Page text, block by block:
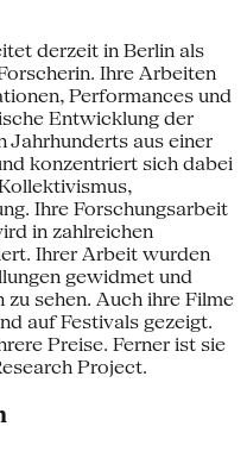
derzeit in Berlin als
Ihre Arbeiten
Performances und
Entwicklung der
Jahrhunderts aus einer
konzentriert sich dabei
Ihre Forschungsarbeit
in zahlreichen
Ihrer Arbeit wurden
gewidmet und
sehen. Auch ihre Filme
auf Festivals gezeigt.
Preise. Ferner ist sie
Project.